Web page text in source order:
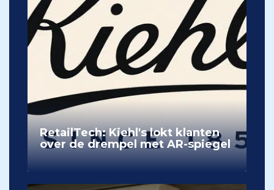
RetailTech: Kiehl's lokt klanten
over de drempel met AR-spiegel